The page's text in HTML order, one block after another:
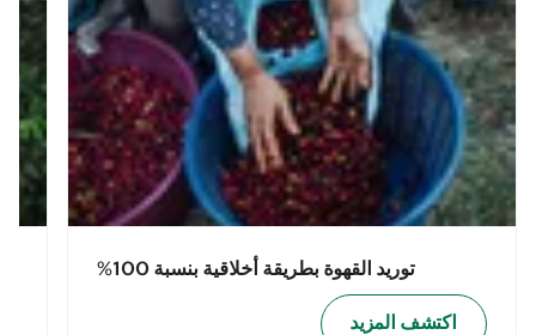
توريد القهوة بطريقة أخلاقية بنسبة 100%
اكتشف المزيد